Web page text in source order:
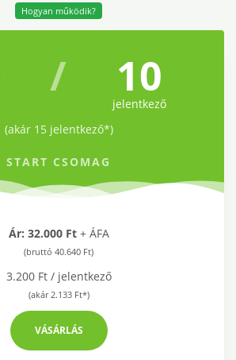
Hogyan működik?
/ 10
jelentkező
(akár 15 jelentkező*)
START CSOMAG
Ár: 32.000 Ft+ ÁFA
(bruttó 40.640 Ft)
3.200 Ft / jelentkező
(akár 2.133 Ft*)
VÁSÁRLÁS